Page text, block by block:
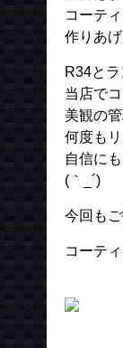
コーテ
作りあげ
R34と
当店で
美観の
何度も
自信に
(｀_´)ゞ
今回も
コーテ